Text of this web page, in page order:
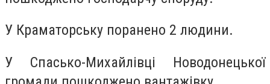
У Краматорську поранено 2 людини.
У Спасько-Михайлівці Новодонецької